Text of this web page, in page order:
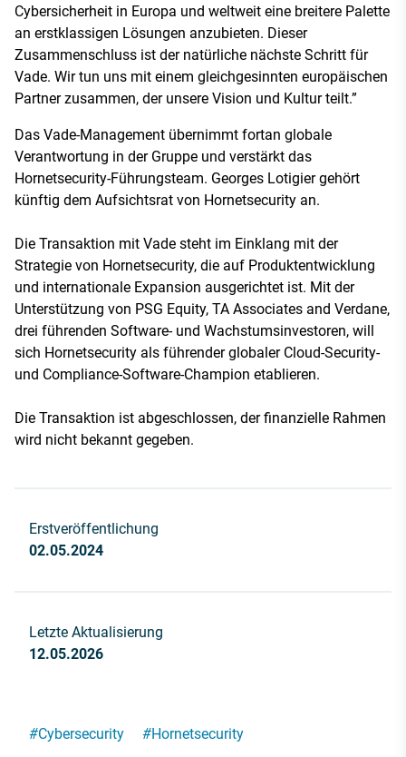
Cybersicherheit in Europa und weltweit eine breitere Palette
an erstklassigen Lösungen anzubieten. Dieser
Zusammenschluss ist der natürliche nächste Schritt für
Vade. Wir tun uns mit einem gleichgesinnten europäischen
Partner zusammen, der unsere Vision und Kultur teilt.”
Das Vade-Management übernimmt fortan globale
Verantwortung in der Gruppe und verstärkt das
Hornetsecurity-Führungsteam. Georges Lotigier gehört
künftig dem Aufsichtsrat von Hornetsecurity an.
Die Transaktion mit Vade steht im Einklang mit der
Strategie von Hornetsecurity, die auf Produktentwicklung
und internationale Expansion ausgerichtet ist. Mit der
Unterstützung von PSG Equity, TA Associates and Verdane,
drei führenden Software- und Wachstumsinvestoren, will
sich Hornetsecurity als führender globaler Cloud-Security-
und Compliance-Software-Champion etablieren.
Die Transaktion ist abgeschlossen, der finanzielle Rahmen
wird nicht bekannt gegeben.
Erstveröffentlichung
02.05.2024
Letzte Aktualisierung
12.05.2026
#Cybersecurity #Hornetsecurity